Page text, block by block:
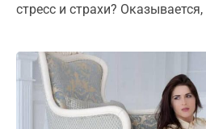
стресс и страхи?
психотерапия. Разбираемся,
избавиться от стресса и
таланты.